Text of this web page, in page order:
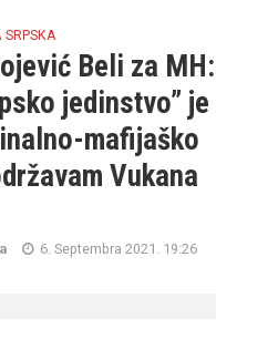
SRPSKA
Beli za MH:
jedinstvo” je
mafijaško
Vukana
6. Septembra 2021. 19:26